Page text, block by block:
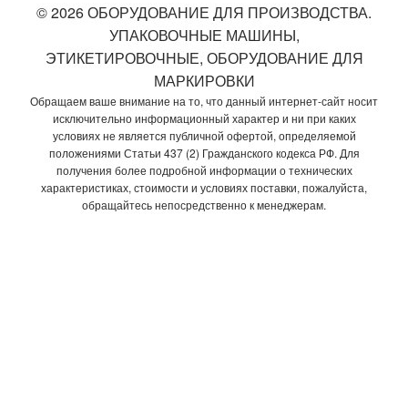
© 2026 ОБОРУДОВАНИЕ ДЛЯ ПРОИЗВОДСТВА.
УПАКОВОЧНЫЕ МАШИНЫ,
ЭТИКЕТИРОВОЧНЫЕ, ОБОРУДОВАНИЕ ДЛЯ
МАРКИРОВКИ
Обращаем ваше внимание на то, что данный интернет-сайт носит
исключительно информационный характер и ни при каких
условиях не является публичной офертой, определяемой
положениями Статьи 437 (2) Гражданского кодекса РФ. Для
получения более подробной информации о технических
характеристиках, стоимости и условиях поставки, пожалуйста,
обращайтесь непосредственно к менеджерам.